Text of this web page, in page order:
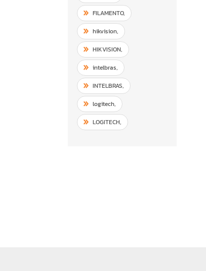
FILAMENTO,
hikvision,
HIKVISION,
intelbras,
INTELBRAS,
logitech,
LOGITECH,